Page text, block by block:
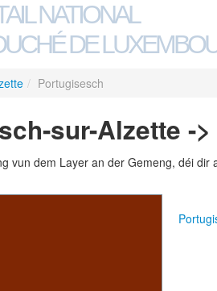
NATIONAL
DE
/ Portugisesch
sur-Alzette -
vun dem Layer an der Gemeng, déi